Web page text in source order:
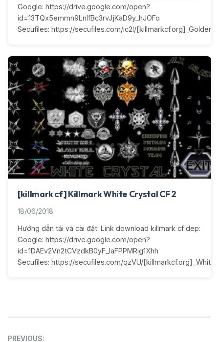
Google: https://drive.google.com/open?
id=13TQx5emmn9LnIfBc3rvJjKaD9y_hJOFo
Secufiles: https://secufiles.com/ic2l/
[killmark cf] Killmark White Crystal CF 2
18/06/2018
Hướng dẫn tải và cài đặt: Link download killmark cf dep:
Google: https://drive.google.com/open?
id=1DAEv2Vn2tCVzdkB0yF_IaFPPMRig1Xhh
Secufiles: https://secufiles.com/qzVU/
PREVIOUS: